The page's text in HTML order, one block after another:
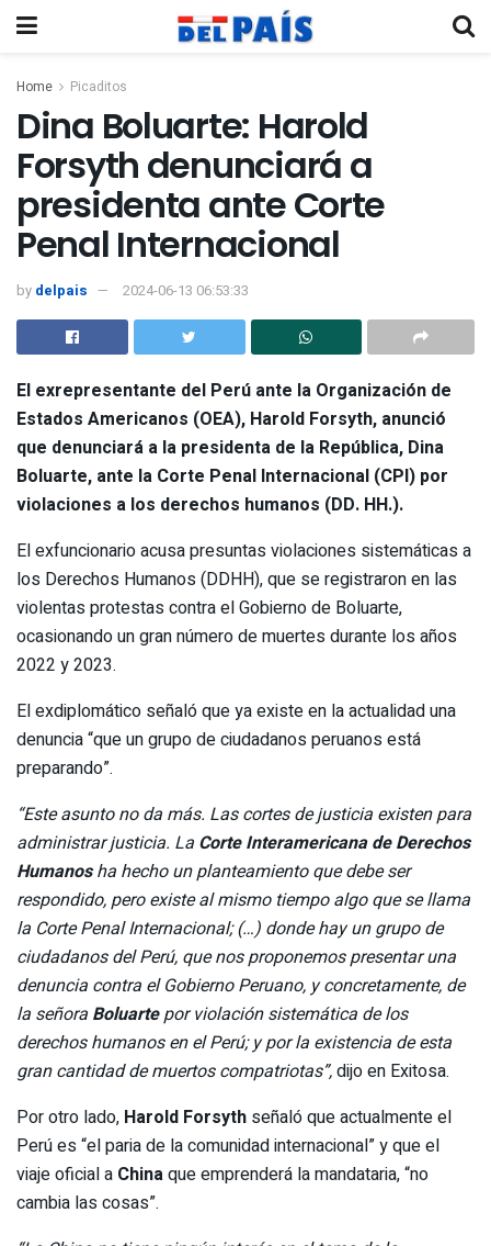
Home Picaditos
Dina Boluarte: Harold
Forsyth denunciará a
presidenta ante Corte
Penal Internacional
by delpais 2024-06-13 06:53:33
El exrepresentante del Perú ante la Organización de
Estados Americanos (OEA), Harold Forsyth, anunció
que denunciará a la presidenta de la República, Dina
Boluarte, ante la Corte Penal Internacional (CPI) por
violaciones a los derechos humanos (DD. HH.).
El exfuncionario acusa presuntas violaciones sistemáticas a
los Derechos Humanos (DDHH), que se registraron en las
violentas protestas contra el Gobierno de Boluarte,
ocasionando un gran número de muertes durante los años
2022 y 2023.
El exdiplomático señaló que ya existe en la actualidad una
denuncia “que un grupo de ciudadanos peruanos está
preparando”.
“Este asunto no da más. Las cortes de justicia existen para
administrar justicia. La Corte Interamericana de Derechos
Humanosha hecho un planteamiento que debe ser
respondido, pero existe al mismo tiempo algo que se llama
la Corte Penal Internacional; (…) donde hay un grupo de
ciudadanos del Perú, que nos proponemos presentar una
denuncia contra el Gobierno Peruano, y concretamente, de
la señora Boluartepor violación sistemática de los
derechos humanos en el Perú; y por la existencia de esta
gran cantidad de muertos compatriotas”,dijo en Exitosa.
Por otro lado, Harold Forsyth señaló que actualmente el
Perú es “el paria de la comunidad internacional” y que el
viaje oficial a Chinaque emprenderá la mandataria, “no
cambia las cosas”.